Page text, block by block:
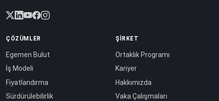
ÇÖZÜMLER
Egemen Bulut
İş Modeli
Fiyatlandırma
Sürdürülebilirlik
ŞIRKET
Ortaklık Programı
Kariyer
Hakkımızda
Vaka Çalışmaları